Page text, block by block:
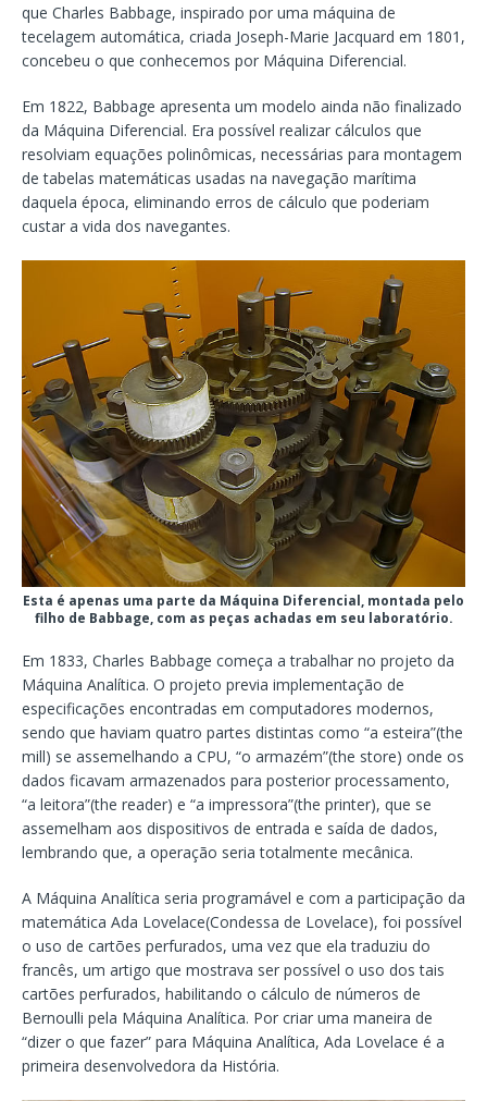
que Charles Babbage, inspirado por uma máquina de
tecelagem automática, criada Joseph-Marie Jacquard em 1801,
concebeu o que conhecemos por Máquina Diferencial.
Em 1822, Babbage apresenta um modelo ainda não finalizado
da Máquina Diferencial. Era possível realizar cálculos que
resolviam equações polinômicas, necessárias para montagem
de tabelas matemáticas usadas na navegação marítima
daquela época, eliminando erros de cálculo que poderiam
custar a vida dos navegantes.
Esta é apenas uma parte da Máquina Diferencial, montada pelo
filho de Babbage, com as peças achadas em seu laboratório.
Em 1833, Charles Babbage começa a trabalhar no projeto da
Máquina Analítica. O projeto previa implementação de
especificações encontradas em computadores modernos,
sendo que haviam quatro partes distintas como “a esteira”(the
mill) se assemelhando a CPU, “o armazém”(the store) onde os
dados ficavam armazenados para posterior processamento,
“a leitora”(the reader) e “a impressora”(the printer), que se
assemelham aos dispositivos de entrada e saída de dados,
lembrando que, a operação seria totalmente mecânica.
A Máquina Analítica seria programável e com a participação da
matemática Ada Lovelace(Condessa de Lovelace), foi possível
o uso de cartões perfurados, uma vez que ela traduziu do
francês, um artigo que mostrava ser possível o uso dos tais
cartões perfurados, habilitando o cálculo de números de
Bernoulli pela Máquina Analítica. Por criar uma maneira de
“dizer o que fazer” para Máquina Analítica, Ada Lovelace é a
primeira desenvolvedora da História.